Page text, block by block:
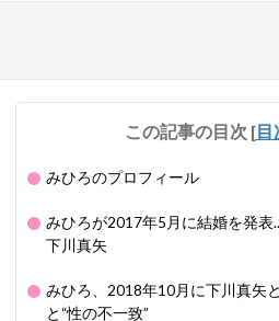
この記事の目次 [目
みひろのプロフィール
みひろが2017年5月に結婚を発表
下川真矢
みひろ、2018年10月に下川真矢
と“性の不一致”